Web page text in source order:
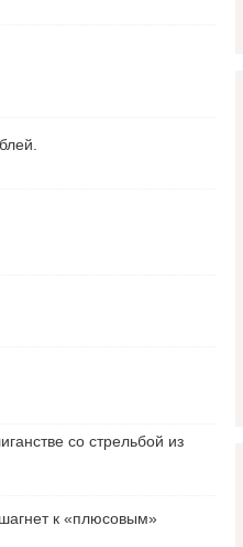
со стрельбой из
к «плюсовым»